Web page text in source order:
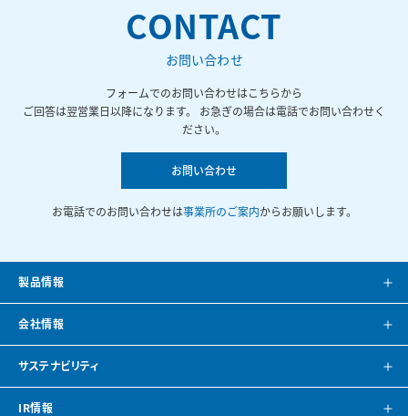
CONTACT
お問い合わせ
フォームでのお問い合わせはこちらから
ご回答は翌営業日以降になります。 お急ぎの場合は電話でお問い合わせく
ださい。
お問い合わせ
お電話でのお問い合わせは事業所のご案内からお願いします。
製品情報
製品案内
システム提案
会社情報
会社案内
会社概要
サステナビリティ
方針・トップメッセージ
IR情報